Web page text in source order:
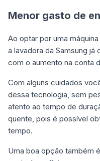
Menor gasto de
Ao optar por uma
a lavadora da Samsung
com o aumento na conta
Com alguns cuidados
dessa tecnologia, sem
atento ao tempo de
quente, pois é possível
tempo.
Uma boa opção também